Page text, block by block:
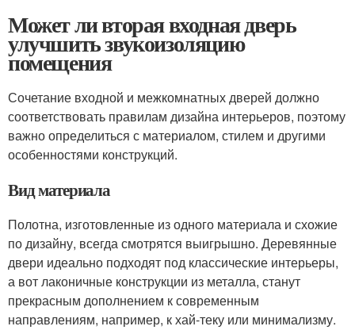
Может ли вторая входная дверь
улучшить звукоизоляцию
помещения
Сочетание входной и межкомнатных дверей должно
соответствовать правилам дизайна интерьеров, поэтому
важно определиться с материалом, стилем и другими
особенностями конструкций.
Вид материала
Полотна, изготовленные из одного материала и схожие
по дизайну, всегда смотрятся выигрышно. Деревянные
двери идеально подходят под классические интерьеры,
а вот лаконичные конструкции из металла, станут
прекрасным дополнением к современным
направлениям, например, к хай-теку или минимализму.